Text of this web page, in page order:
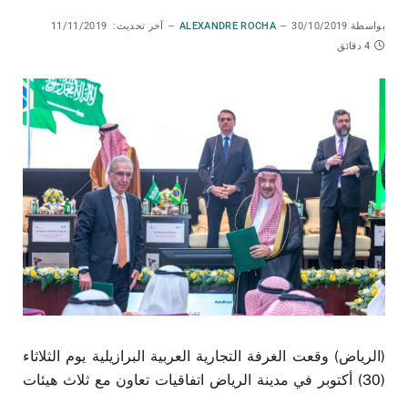
بواسطة ALEXANDRE ROCHA 30/10/2019 آخر تحديث: 11/11/2019
4 دقائق
(الرياض) وقعت الغرفة التجارية العربية البرازيلية يوم الثلاثاء
(30) أكتوبر في مدينة الرياض اتفاقيات تعاون مع ثلاث هيئات